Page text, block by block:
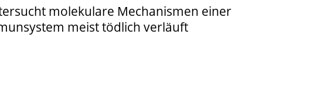
molekulare Mechanismen einer
meist tödlich verläuft